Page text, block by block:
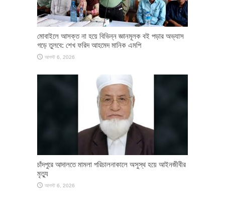
মোবাইলে আসক্ত না হয়ে বিভিন্ন জ্ঞানমূলক বই পড়ার অভ্যাস
গড়ে তুলবে: শেখ ফরিদ আহমেদ মানিক এমপি
আগস্ট 6, 2026
চাঁদপুরে আদালতে মামলা পরিচালনাকালে অসুস্থ হয়ে আইনজীবীর
মৃত্যু
আগস্ট 6, 2026